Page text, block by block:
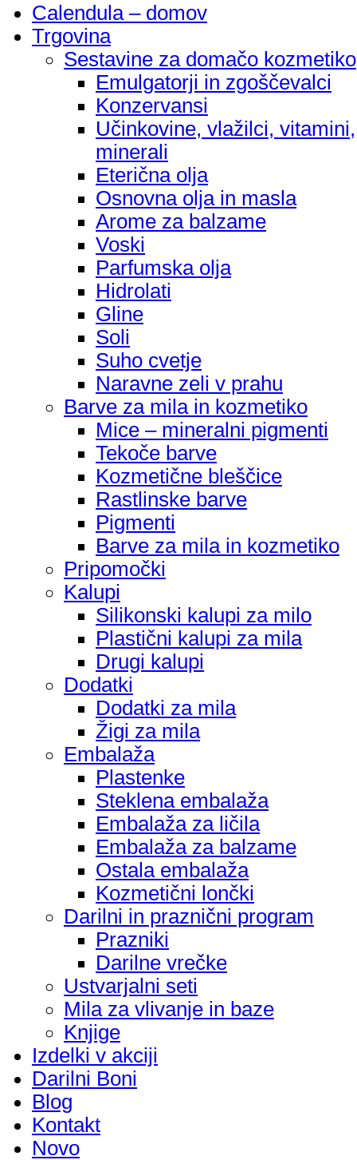
Calendula – domov
Trgovina
Sestavine za domačo kozmetiko
Emulgatorji in zgoščevalci
Konzervansi
Učinkovine, vlažilci, vitamini,
minerali
Eterična olja
Osnovna olja in masla
Arome za balzame
Voski
Parfumska olja
Hidrolati
Gline
Soli
Suho cvetje
Naravne zeli v prahu
Barve za mila in kozmetiko
Mice – mineralni pigmenti
Tekoče barve
Kozmetične bleščice
Rastlinske barve
Pigmenti
Barve za mila in kozmetiko
Pripomočki
Kalupi
Silikonski kalupi za milo
Plastični kalupi za mila
Drugi kalupi
Dodatki
Dodatki za mila
Žigi za mila
Embalaža
Plastenke
Steklena embalaža
Embalaža za ličila
Embalaža za balzame
Ostala embalaža
Kozmetični lončki
Darilni in praznični program
Prazniki
Darilne vrečke
Ustvarjalni seti
Mila za vlivanje in baze
Knjige
Izdelki v akciji
Darilni Boni
Blog
Kontakt
Novo